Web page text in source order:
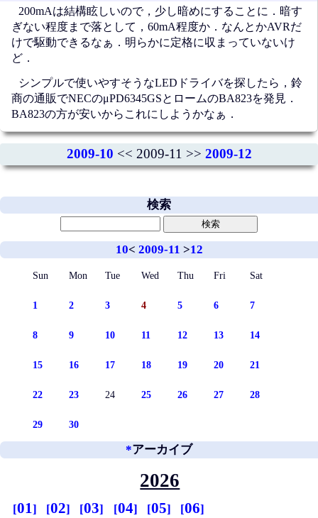
200mAは結構眩しいので，少し暗めにすることに．暗す
ぎない程度まで落として，60mA程度か．なんとかAVRだ
けで駆動できるなぁ．明らかに定格に収まっていないけ
ど．
シンプルで使いやすそうなLEDドライバを探したら，鈴
商の通販でNECのμPD6345GSとロームのBA823を発見．
BA823の方が安いからこれにしようかなぁ．
2009-10 << 2009-11 >> 2009-12
検索
10< 2009-11 >12
Sun Mon Tue Wed Thu Fri Sat
1 2 3 4 5 6 7
8 9 10 11 12 13 14
15 16 17 18 19 20 21
22 23 24 25 26 27 28
29 30
*アーカイブ
2026
01 02 03 04 05
06